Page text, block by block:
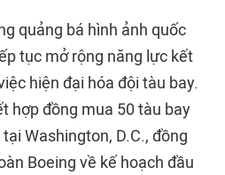
quảng bá hình ảnh quốc
tục mở rộng năng lực kết
hiện đại hóa đội tàu bay.
hợp đồng mua 50 tàu bay
Washington, D.C., đồng
Boeing về kế hoạch đầu